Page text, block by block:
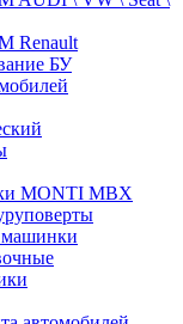
Renault
БУ
MONTI MBX
машинки